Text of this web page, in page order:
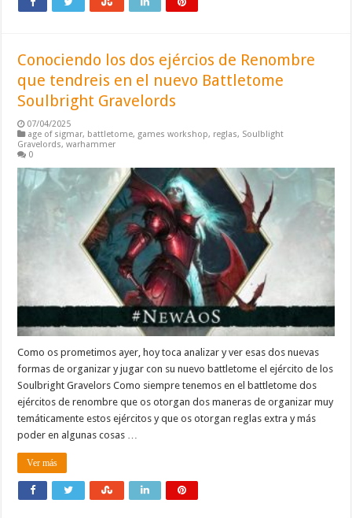
Conociendo los dos ejércios de Renombre
que tendreis en el nuevo Battletome
Soulbright Gravelords
07/04/2025
age of sigmar, battletome, games workshop, reglas, Soulblight
Gravelords,warhammer
0
Como os prometimos ayer, hoy toca analizar y ver esas dos nuevas
formas de organizar y jugar con su nuevo battletome el ejército de los
Soulbright Gravelors Como siempre tenemos en el battletome dos
ejércitos de renombre que os otorgan dos maneras de organizar muy
temáticamente estos ejércitos y que os otorgan reglas extra y más
poder en algunas cosas …
Ver más